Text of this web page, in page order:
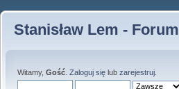
Stanisław Lem - Forum
Witamy, Gość Zaloguj się lub zarejestruj